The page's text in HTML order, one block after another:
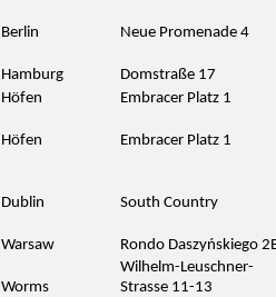
Berlin Neue Promenade 4
Hamburg Domstraße 17
Höfen Embracer Platz 1
Höfen Embracer Platz 1
Dublin South Country
Warsaw Rondo Daszyńskiego
Worms
Wilhelm-Leuschner-
Strasse 11-13